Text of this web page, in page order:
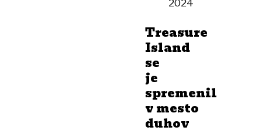
2024
Treasure
Island
se
je
spremenil
v mesto
duhov